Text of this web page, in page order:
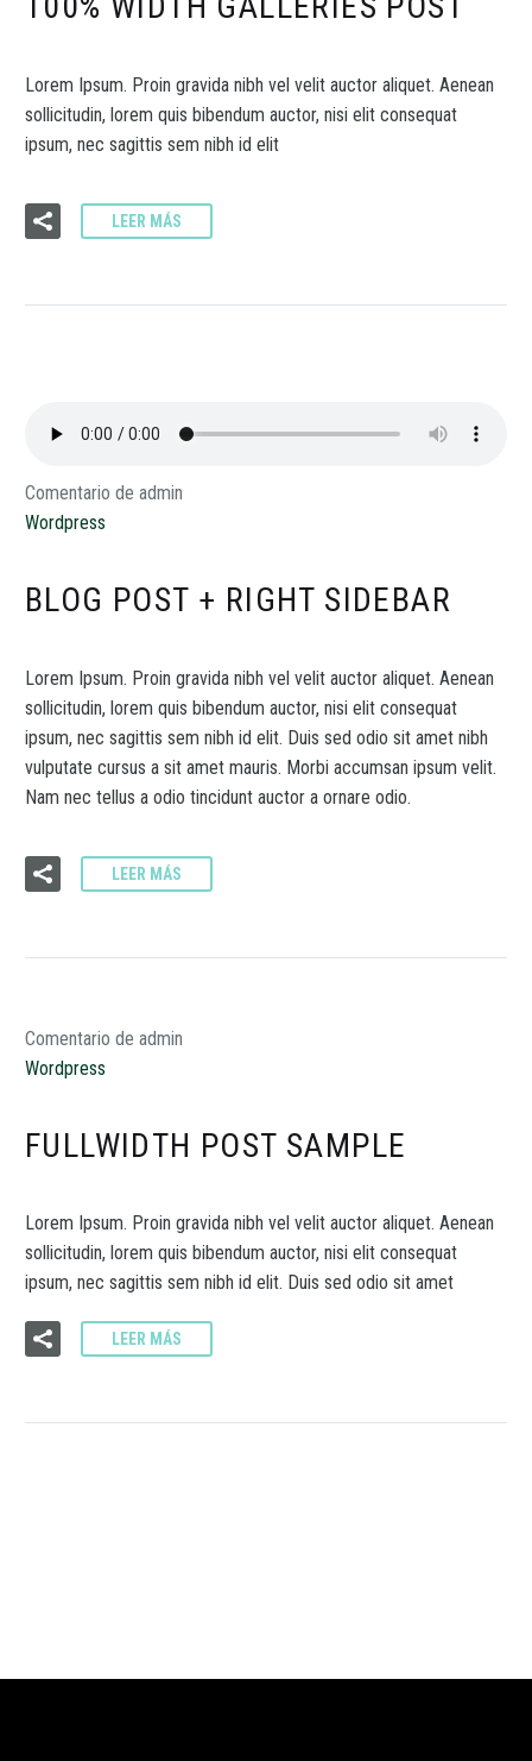
Lorem Ipsum. Proin gravida nibh vel velit auctor aliquet. Aenean
sollicitudin, lorem quis bibendum auctor, nisi elit consequat
ipsum, nec sagittis sem nibh id elit
LEER MÁS
Comentario de admin
Wordpress
BLOG POST + RIGHT SIDEBAR
Lorem Ipsum. Proin gravida nibh vel velit auctor aliquet. Aenean
sollicitudin, lorem quis bibendum auctor, nisi elit consequat
ipsum, nec sagittis sem nibh id elit. Duis sed odio sit amet nibh
vulputate cursus a sit amet mauris. Morbi accumsan ipsum velit.
Nam nec tellus a odio tincidunt auctor a ornare odio.
LEER MÁS
Comentario de admin
Wordpress
FULLWIDTH POST SAMPLE
Lorem Ipsum. Proin gravida nibh vel velit auctor aliquet. Aenean
sollicitudin, lorem quis bibendum auctor, nisi elit consequat
ipsum, nec sagittis sem nibh id elit. Duis sed odio sit amet
LEER MÁS